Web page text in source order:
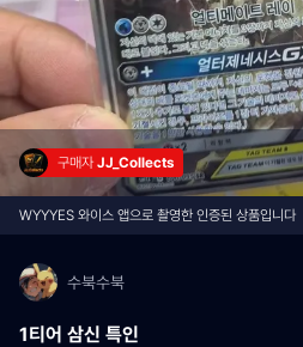
구매자 JJ_Collects
WYYYES 와이스 앱으로 촬영한 인증된 상품입니다
수북수북
1티어 삼신 특인